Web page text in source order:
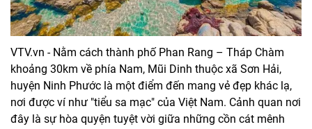
VTV.vn - Nằm cách thành phố Phan Rang – Tháp Chàm
khoảng 30km về phía Nam, Mũi Dinh thuộc xã Sơn Hải,
huyện Ninh Phước là một điểm đến mang vẻ đẹp khác lạ,
nơi được ví như "tiểu sa mạc" của Việt Nam. Cảnh quan nơi
đây là sự hòa quyện tuyệt vời giữa những cồn cát mênh